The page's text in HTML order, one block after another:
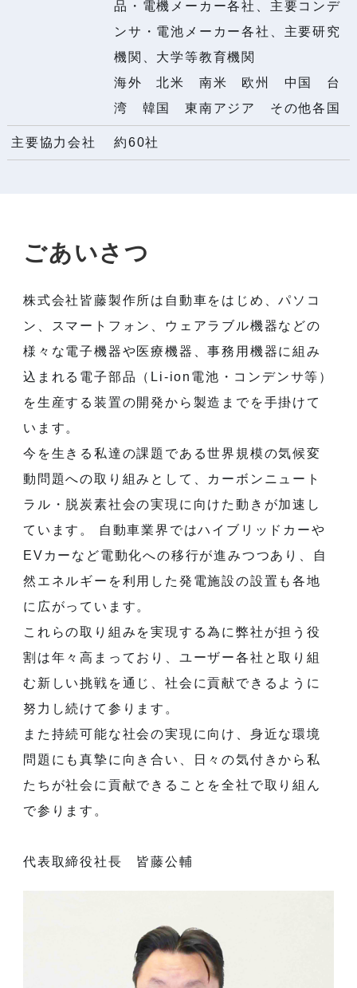
品・電機メーカー各社、主要コンデ
ンサ・電池メーカー各社、主要研究
機関、大学等教育機関
海外 北米 南米 欧州 中国 台
湾 韓国 東南アジア その他各国
主要協力会社 約60社
ごあいさつ
株式会社皆藤製作所は自動車をはじめ、パソコ
ン、スマートフォン、ウェアラブル機器などの
様々な電子機器や医療機器、事務用機器に組み
込まれる電子部品（Li-ion電池・コンデンサ等）
を生産する装置の開発から製造までを手掛けて
います。
今を生きる私達の課題である世界規模の気候変
動問題への取り組みとして、カーボンニュート
ラル・脱炭素社会の実現に向けた動きが加速し
ています。 自動車業界ではハイブリッドカーや
EVカーなど電動化への移行が進みつつあり、自
然エネルギーを利用した発電施設の設置も各地
に広がっています。
これらの取り組みを実現する為に弊社が担う役
割は年々高まっており、ユーザー各社と取り組
む新しい挑戦を通じ、社会に貢献できるように
努力し続けて参ります。
また持続可能な社会の実現に向け、身近な環境
問題にも真摯に向き合い、日々の気付きから私
たちが社会に貢献できることを全社で取り組ん
で参ります。
代表取締役社長 皆藤公輔